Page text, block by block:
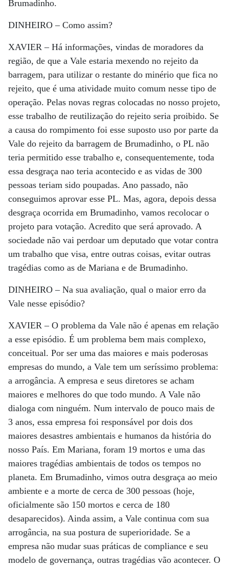
Brumadinho.
DINHEIRO –Como assim?
XAVIER –Há informações, vindas de moradores da
região, de que a Vale estaria mexendo no rejeito da
barragem, para utilizar o restante do minério que fica no
rejeito, que é uma atividade muito comum nesse tipo de
operação. Pelas novas regras colocadas no nosso projeto,
esse trabalho de reutilização do rejeito seria proibido. Se
a causa do rompimento foi esse suposto uso por parte da
Vale do rejeito da barragem de Brumadinho, o PL não
teria permitido esse trabalho e, consequentemente, toda
essa desgraça nao teria acontecido e as vidas de 300
pessoas teriam sido poupadas. Ano passado, não
conseguimos aprovar esse PL. Mas, agora, depois dessa
desgraça ocorrida em Brumadinho, vamos recolocar o
projeto para votação. Acredito que será aprovado. A
sociedade não vai perdoar um deputado que votar contra
um trabalho que visa, entre outras coisas, evitar outras
tragédias como as de Mariana e de Brumadinho.
DINHEIRO –Na sua avaliação, qual o maior erro da
Vale nesse episódio?
XAVIER –O problema da Vale não é apenas em relação
a esse episódio. É um problema bem mais complexo,
conceitual. Por ser uma das maiores e mais poderosas
empresas do mundo, a Vale tem um seríssimo problema:
a arrogância. A empresa e seus diretores se acham
maiores e melhores do que todo mundo. A Vale não
dialoga com ninguém. Num intervalo de pouco mais de
3 anos, essa empresa foi responsável por dois dos
maiores desastres ambientais e humanos da história do
nosso País. Em Mariana, foram 19 mortos e uma das
maiores tragédias ambientais de todos os tempos no
planeta. Em Brumadinho, vimos outra desgraça ao meio
ambiente e a morte de cerca de 300 pessoas (hoje,
oficialmente são 150 mortos e cerca de 180
desaparecidos). Ainda assim, a Vale continua com sua
arrogância, na sua postura de superioridade. Se a
empresa não mudar suas práticas de compliance e seu
modelo de governança, outras tragédias vão acontecer. O